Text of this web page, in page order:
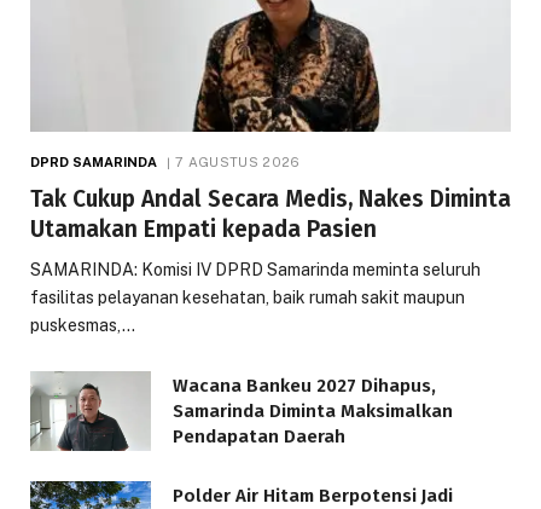
DPRD SAMARINDA 7 AGUSTUS 2026
Tak Cukup Andal Secara Medis, Nakes Diminta
Utamakan Empati kepada Pasien
SAMARINDA: Komisi IV DPRD Samarinda meminta seluruh
fasilitas pelayanan kesehatan, baik rumah sakit maupun
puskesmas,…
Wacana Bankeu 2027 Dihapus,
Samarinda Diminta Maksimalkan
Pendapatan Daerah
Polder Air Hitam Berpotensi Jadi